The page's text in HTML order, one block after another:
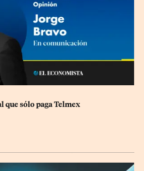
que sólo paga Telmex